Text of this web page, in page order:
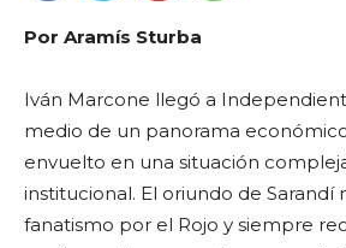
Por Aramís Sturba
Iván Marcone llegó a
medio de un panorama
envuelto en una situación
institucional. El oriundo de Sarandí
fanatismo por el Rojo y siempre